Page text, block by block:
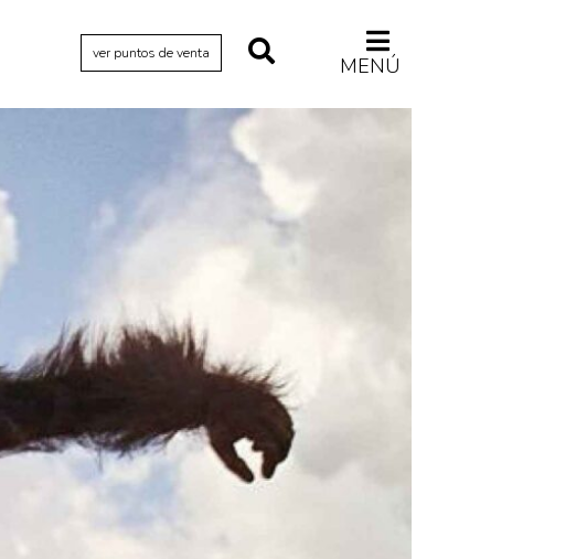
ver puntos de venta MENÚ
Relecturas
Turismo accidental
Vidas paralelas